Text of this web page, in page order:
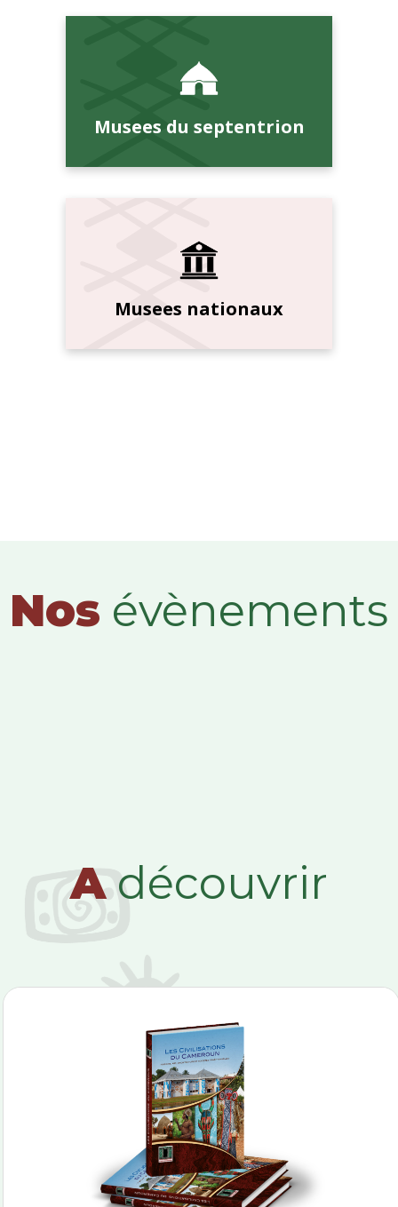
Musees du septentrion
Musees nationaux
Nos évènements
Adécouvrir